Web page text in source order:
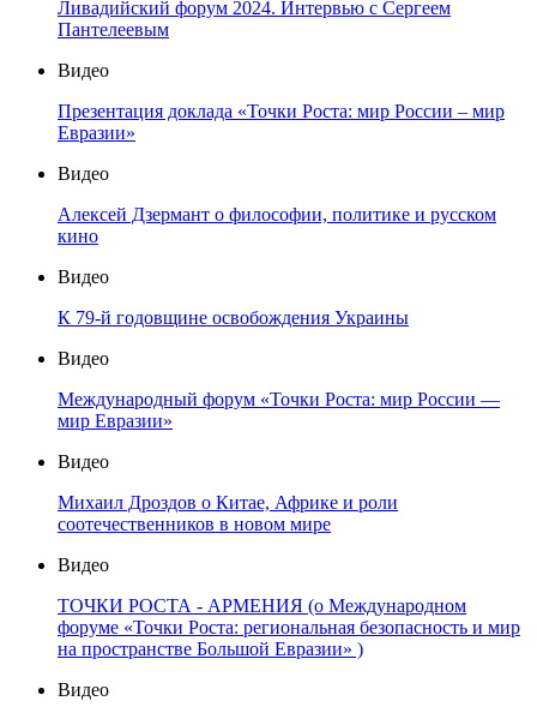
Ливадийский форум 2024. Интервью с Сергеем
Пантелеевым
Видео
Презентация доклада «Точки Роста: мир России – мир
Евразии»
Видео
Алексей Дзермант о философии, политике и русском
кино
Видео
К 79-й годовщине освобождения Украины
Видео
Международный форум «Точки Роста: мир России —
мир Евразии»
Видео
Михаил Дроздов о Китае, Африке и роли
соотечественников в новом мире
Видео
ТОЧКИ РОСТА - АРМЕНИЯ (о Международном
форуме «Точки Роста: региональная безопасность и мир
на пространстве Большой Евразии» )
Видео